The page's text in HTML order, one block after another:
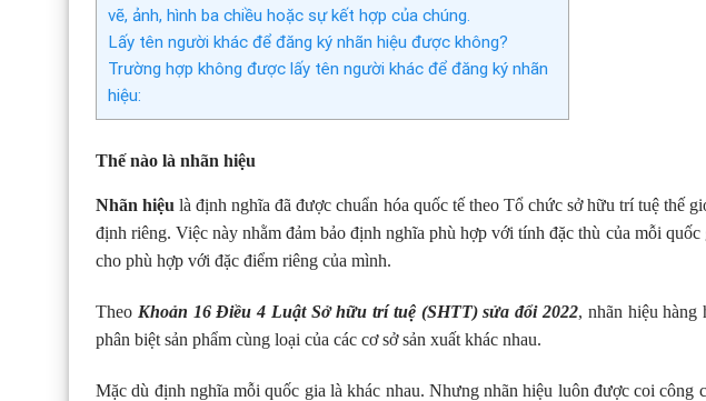
vẽ, ảnh, hình ba chiều hoặc sự kết hợp của chúng.
Lấy tên người khác để đăng ký nhãn hiệu được không?
Trường hợp không được lấy tên người khác để đăng ký nhãn
hiệu:
Thế nào là nhãn hiệu
Nhãn hiệu là định nghĩa đã được chuẩn hóa quốc tế theo Tổ chức sở hữu trí tuệ thế
định riêng. Việc này nhằm đảm bảo định nghĩa phù hợp với tính đặc thù của mỗi
cho phù hợp với đặc điểm riêng của mình.
Theo Khoản 16 Điều 4 Luật Sở hữu trí tuệ (SHTT) sửa đổi 2022, nhãn hiệu hàng
phân biệt sản phẩm cùng loại của các cơ sở sản xuất khác nhau.
Mặc dù định nghĩa mỗi quốc gia là khác nhau. Nhưng nhãn hiệu luôn được coi công